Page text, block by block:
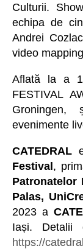
Culturii.
echipa de
Andrei
video
Aflată la a
FESTIVAL
evenimente
CATEDRAL
Festival,
Patronatelor
Palas,
2023 a
Iași. Detalii
https://